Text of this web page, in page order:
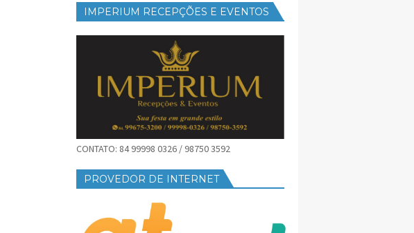
IMPERIUM RECEPÇÕES E EVENTOS
CONTATO: 84 99998 0326 / 98750 3592
PROVEDOR DE INTERNET